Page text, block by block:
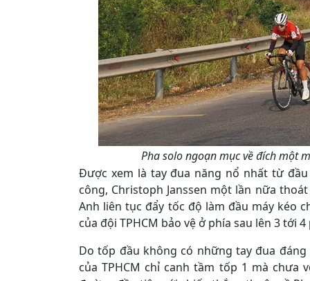
Pha solo ngoạn mục về đích một
Được xem là tay đua năng nổ nhất từ
công, Christoph Janssen một lần nữa
Anh liên tục đẩy tốc độ làm đầu máy kéo
của đội TPHCM bảo vệ ở phía sau lên 3 tới
Do tốp đầu không có những tay đua
của TPHCM chỉ canh tầm tốp 1 mà